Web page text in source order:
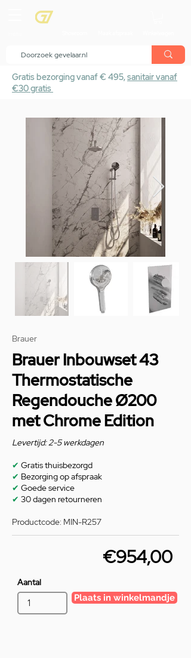
Gratis bezorging vanaf € 495,sanitair vanaf
€30 gratis
Brauer
Brauer Inbouwset 43
Thermostatische
Regendouche Ø200
met Chrome Edition
Levertijd: 2-5 werkdagen
✔ Gratis thuisbezorgd
✔ Bezorging op afspraak
✔ Goede service
✔ 30 dagen retourneren
Productcode: MIN-R257
€954,00
Aantal
Plaats in winkelmandje